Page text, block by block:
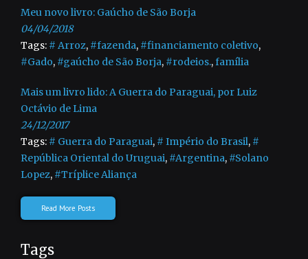
Meu novo livro: Gaúcho de São Borja
04/04/2018
Tags: # Arroz, #fazenda, #financiamento coletivo,
#Gado, #gaúcho de São Borja, #rodeios.,família
Mais um livro lido: A Guerra do Paraguai, por Luiz
Octávio de Lima
24/12/2017
Tags: # Guerra do Paraguai, # Império do Brasil, #
República Oriental do Uruguai, #Argentina, #Solano
Lopez, #Tríplice Aliança
Read More Posts
Tags